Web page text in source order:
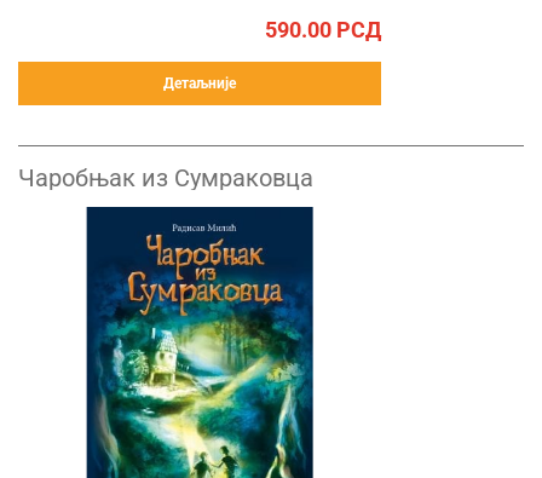
590.00 РСД
Детаљније
Чаробњак из Сумраковца